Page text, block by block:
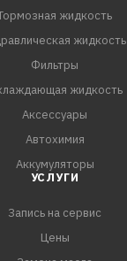
жидкость
жидкость
Фильтры
жидкость
Аксессуары
Автохимия
Аккумуляторы
УСЛУГИ
Запись на сервис
Цены